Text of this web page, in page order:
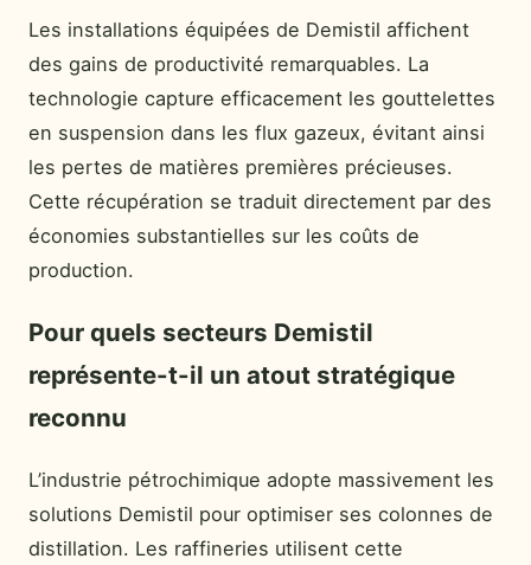
Les installations équipées de Demistil affichent
des gains de productivité remarquables. La
technologie capture efficacement les gouttelettes
en suspension dans les flux gazeux, évitant ainsi
les pertes de matières premières précieuses.
Cette récupération se traduit directement par des
économies substantielles sur les coûts de
production.
Pour quels secteurs Demistil
représente-t-il un atout stratégique
reconnu
L’industrie pétrochimique adopte massivement les
solutions Demistil pour optimiser ses colonnes de
distillation. Les raffineries utilisent cette